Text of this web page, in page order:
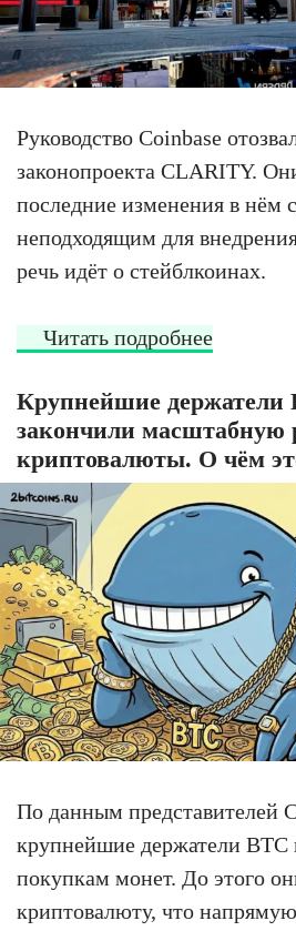
Руководство Coinbase
законопроекта CLARITY.
последние изменения в нём
неподходящим для
речь идёт о стейблкоинах.
Читать подробнее
Крупнейшие держатели
закончили масштабную
криптовалюты. О чём
По данным представителей
крупнейшие держатели BTC
покупкам монет. До этого
криптовалюту, что